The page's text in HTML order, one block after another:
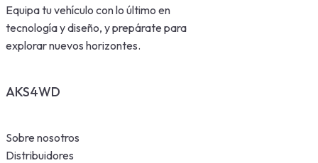
Equipa tu vehículo con lo último en
tecnología y diseño, y prepárate para
explorar nuevos horizontes.
AKS4WD
Sobre nosotros
Distribuidores